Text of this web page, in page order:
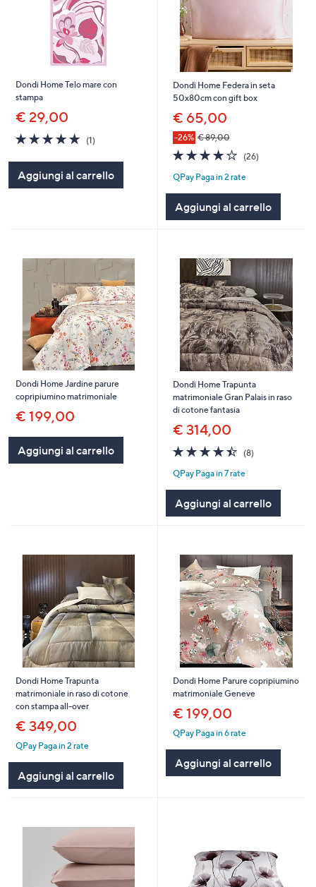
Dondi Home Telo mare con
stampa
€ 29,00
5.0
of
5
Stars
(1)1
Aggiungi al carrello
Dondi Home Federa in seta
50x80cm con gift box
€ 65,00
-26% € 89,00
3.8
of
5
(26)26
QPay Paga in 2 rate
Aggiungi al carrello
Dondi Home Jardine parure
copripiumino matrimoniale
€ 199,00
Aggiungi al carrello
Dondi Home Trapunta
matrimoniale Gran Palais in raso
di cotone fantasia
€ 314,00
4.4
of
5
(8)8
QPay Paga in 7 rate
Aggiungi al carrello
Dondi Home Trapunta
matrimoniale in raso di cotone
con stampa all-over
€ 349,00
QPay Paga in 2 rate
Aggiungi al carrello
Dondi Home Parure copripiumino
matrimoniale Geneve
€ 199,00
QPay Paga in 6 rate
Aggiungi al carrello